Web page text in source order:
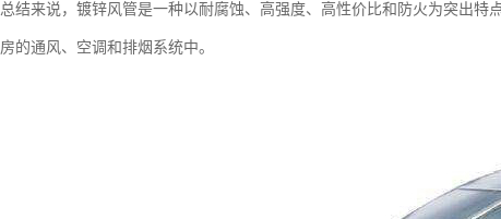
总结来说，镀锌风管是一种以耐腐蚀、高强度、高性价比和防火为突出特
房的通风、空调和排烟系统中。